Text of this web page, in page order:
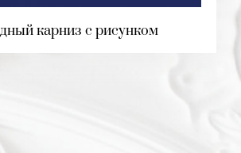
карниз с рисунком